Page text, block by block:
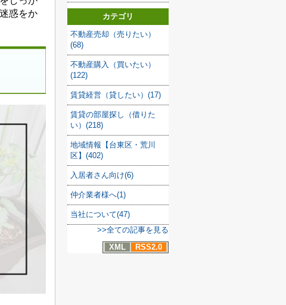
惑をか
カテゴリ
不動産売却（売りたい）
(68)
不動産購入（買いたい）
(122)
賃貸経営（貸したい）(17)
賃貸の部屋探し（借りた
い）(218)
地域情報【台東区・荒川
区】(402)
入居者さん向け(6)
仲介業者様へ(1)
当社について(47)
>>全ての記事を見る
XML
RSS2.0